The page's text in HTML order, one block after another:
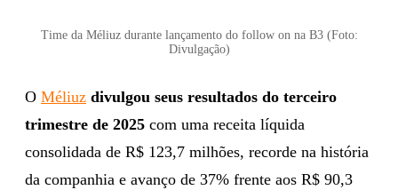
Time da Méliuz durante lançamento do follow on na B3 (Foto:
Divulgação)
O Méliuz divulgou seus resultados do terceiro
trimestre de 2025 com uma receita líquida
consolidada de R$ 123,7 milhões, recorde na história
da companhia e avanço de 37% frente aos R$ 90,3